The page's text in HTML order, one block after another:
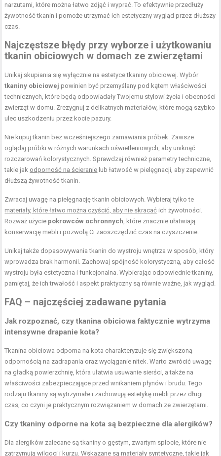
narzutami, które można łatwo zdjąć i wyprać. To efektywnie przedłuży
żywotność tkanin i pomoże utrzymać ich estetyczny wygląd przez dłuższy
czas.
Najczęstsze błędy przy wyborze i użytkowaniu
tkanin obiciowych w domach ze zwierzętami
Unikaj skupiania się wyłącznie na estetyce tkaniny obiciowej. Wybór
tkaniny obiciowej powinien być przemyślany pod kątem właściwości
technicznych, które będą odpowiadały Twojemu stylowi życia i obecności
zwierząt w domu. Zrezygnuj z delikatnych materiałów, które mogą szybko
ulec uszkodzeniu przez kocie pazury.
Nie kupuj tkanin bez wcześniejszego zamawiania próbek. Zawsze
oglądaj próbki w różnych warunkach oświetleniowych, aby uniknąć
rozczarowań kolorystycznych. Sprawdzaj również parametry techniczne,
takie jak odporność na ścieranie lub łatwość w pielęgnacji, aby zapewnić
dłuższą żywotność tkanin.
Zwracaj uwagę na pielęgnację tkanin obiciowych. Wybieraj tylko te
materiały, które łatwo można czyścić, aby nie skracać ich żywotności.
Rozważ użycie pokrowców ochronnych , które znacznie ułatwiają
konserwację mebli i pozwolą Ci zaoszczędzić czas na czyszczenie.
Unikaj także dopasowywania tkanin do wystroju wnętrza w sposób, który
wprowadza brak harmonii. Zachowaj spójność kolorystyczną, aby całość
wystroju była estetyczna i funkcjonalna. Wybierając odpowiednie tkaniny,
pamiętaj, że ich trwałość i aspekt praktyczny są równie ważne, jak wygląd.
FAQ – najczęściej zadawane pytania
Jak rozpoznać, czy tkanina obiciowa faktycznie wytrzyma
intensywne drapanie kota?
Tkanina obiciowa odporna na kota charakteryzuje się zwiększoną
odpornością na zadrapania oraz wyciąganie nitek. Warto zwrócić uwagę
na gładką powierzchnię, która ułatwia usuwanie sierści, a także na
właściwości zabezpieczające przed wnikaniem płynów i brudu. Tego
rodzaju tkaniny są wytrzymałe i zachowują estetykę mebli przez długi
czas, co czyni je praktycznym rozwiązaniem w domach ze zwierzętami.
Czy tkaniny odporne na kota są bezpieczne dla alergików?
Dla alergików zalecane są tkaniny o gęstym, zwartym splocie, które nie
zatrzymują wilgoci i kurzu. Wskazane są materiały syntetyczne, takie jak